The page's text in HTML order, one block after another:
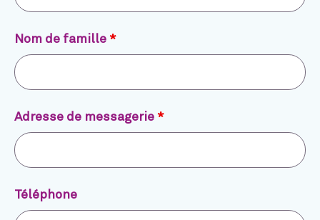
Nom de famille *
Adresse de messagerie *
Téléphone